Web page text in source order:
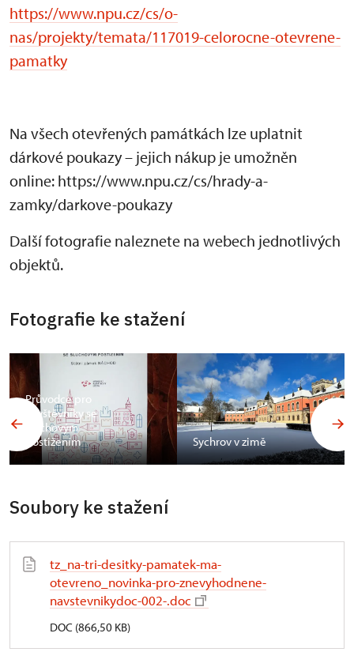
https://www.npu.cz/cs/o-
nas/projekty/temata/117019-celorocne-otevrene-
pamatky
Na všech otevřených památkách lze uplatnit
dárkové poukazy – jejich nákup je umožněn
online: https://www.npu.cz/cs/hrady-a-
zamky/darkove-poukazy
Další fotografie naleznete na webech jednotlivých
objektů.
Fotografie ke stažení
Průvodce pro
návštěvníky se
sluchovým
postižením
Sychrov v zimě
Soubory ke stažení
tz_na-tri-desitky-pamatek-ma-
otevreno_novinka-pro-znevyhodnene-
navstevnikydoc-002-.doc
DOC (866,50 KB)